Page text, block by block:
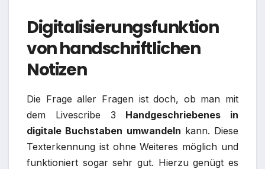
Digitalisierungsfunktion
von handschriftlichen
Notizen
Die Frage aller Fragen ist doch, ob man mit
dem Livescribe 3 Handgeschriebenes in
digitale Buchstaben umwandeln kann. Diese
Texterkennung ist ohne Weiteres möglich und
funktioniert sogar sehr gut. Hierzu genügt es